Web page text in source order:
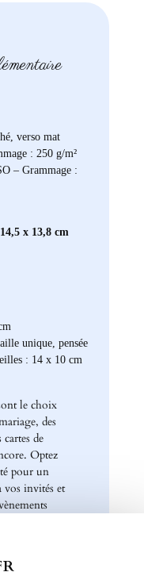
verso mat
: 250 g/m²
– Grammage :
x 13,8 cm
unique, pensée
: 14 x 10 cm
le choix
des
de
Optez
pour un
vos invités et
uniques